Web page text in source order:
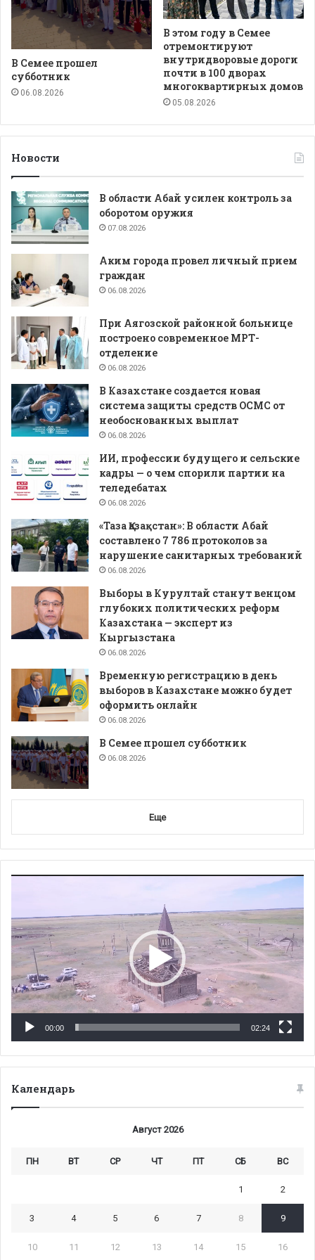
В Семее прошел
субботник
06.08.2026
В этом году в Семее
отремонтируют
внутридворовые дороги
почти в 100 дворах
многоквартирных домов
05.08.2026
Новости
В области Абай усилен контроль за
оборотом оружия
07.08.2026
Аким города провел личный прием
граждан
06.08.2026
При Аягозской районной больнице
построено современное МРТ-
отделение
06.08.2026
В Казахстане создается новая
система защиты средств ОСМС от
необоснованных выплат
06.08.2026
ИИ, профессии будущего и сельские
кадры — о чем спорили партии на
теледебатах
06.08.2026
«Таза Қазақстан»: В области Абай
составлено 7 786 протоколов за
нарушение санитарных требований
06.08.2026
Выборы в Курултай станут венцом
глубоких политических реформ
Казахстана — эксперт из
Кыргызстана
06.08.2026
Временную регистрацию в день
выборов в Казахстане можно будет
оформить онлайн
06.08.2026
В Семее прошел субботник
06.08.2026
Еще
00:00 02:24
Календарь
Август 2026
ПН ВТ СР ЧТ ПТ СБ ВС
1 2
3 4 5 6 7 8 9
10 11 12 13 14 15 16